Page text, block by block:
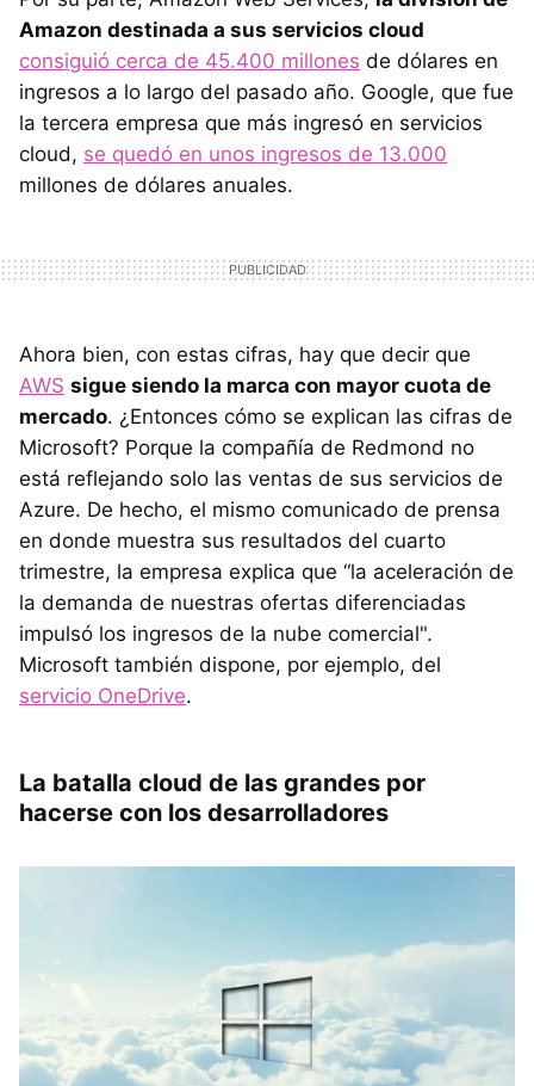
Amazon destinada a sus servicios cloud
consiguió cerca de 45.400 millones de dólares en
ingresos a lo largo del pasado año. Google, que fue
la tercera empresa que más ingresó en servicios
cloud, se quedó en unos ingresos de 13.000
millones de dólares anuales.
Ahora bien, con estas cifras, hay que decir que
AWS sigue siendo la marca con mayor cuota de
mercado. ¿Entonces cómo se explican las cifras de
Microsoft? Porque la compañía de Redmond no
está reflejando solo las ventas de sus servicios de
Azure. De hecho, el mismo comunicado de prensa
en donde muestra sus resultados del cuarto
trimestre, la empresa explica que “la aceleración de
la demanda de nuestras ofertas diferenciadas
impulsó los ingresos de la nube comercial".
Microsoft también dispone, por ejemplo, del
servicio OneDrive.
La batalla cloud de las grandes por
hacerse con los desarrolladores